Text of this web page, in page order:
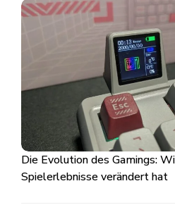
Die Evolution des Gamings:
Spielerlebnisse verändert hat